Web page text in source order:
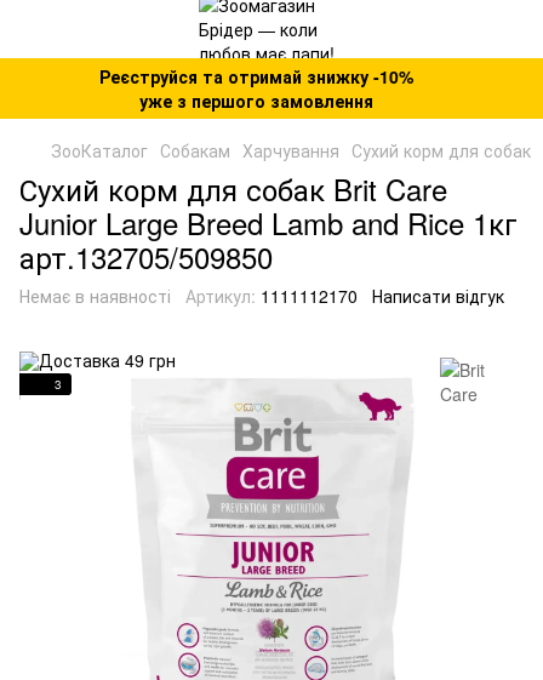
Реєструйся та отримай знижку -10%
уже з першого замовлення
ЗооКаталог Собакам Харчування Сухий корм для собак
Сухий корм для собак Brit Care
Junior Large Breed Lamb and Rice 1кг
арт.132705/509850
Немає в наявності Артикул: 1111112170 Написати відгук
3